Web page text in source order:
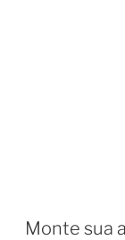
Monte sua